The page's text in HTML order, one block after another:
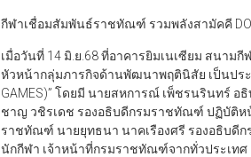
กีฬาเชื่อมสัมพันธ์ราชทัณฑ์ รวมพลังสามัคคี
เมื่อวันที่ 14 มิ.ย.68 ที่อาคารยิมเนเซียม สนาม
หัวหน้ากลุ่มภารกิจด้านพัฒนาพฤตินิสัย เป็นปร
GAMES)” โดยมี นายสหการณ์ เพ็ชรนรินทร์
ชาญ วชิรเดช รองอธิบดีกรมราชทัณฑ์ ปฏิบัติห
ราชทัณฑ์ นายยุทธนา นาคเรืองศรี รองอธิบ
นักกีฬา เจ้าหน้าที่กรมราชทัณฑ์จากทั่วประเทศ